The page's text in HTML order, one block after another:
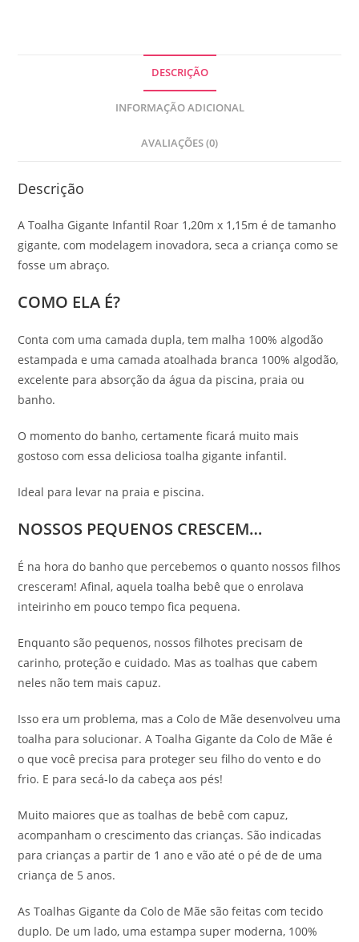
DESCRIÇÃO
INFORMAÇÃO ADICIONAL
AVALIAÇÕES (0)
Descrição
A Toalha Gigante Infantil Roar 1,20m x 1,15m é de tamanho
gigante, com modelagem inovadora, seca a criança como se
fosse um abraço.
COMO ELA É?
Conta com uma camada dupla, tem malha 100% algodão
estampada e uma camada atoalhada branca 100% algodão,
excelente para absorção da água da piscina, praia ou
banho.
O momento do banho, certamente ficará muito mais
gostoso com essa deliciosa toalha gigante infantil.
Ideal para levar na praia e piscina.
NOSSOS PEQUENOS CRESCEM…
É na hora do banho que percebemos o quanto nossos filhos
cresceram! Afinal, aquela toalha bebê que o enrolava
inteirinho em pouco tempo fica pequena.
Enquanto são pequenos, nossos filhotes precisam de
carinho, proteção e cuidado. Mas as toalhas que cabem
neles não tem mais capuz.
Isso era um problema, mas a Colo de Mãe desenvolveu uma
toalha para solucionar. A Toalha Gigante da Colo de Mãe é
o que você precisa para proteger seu filho do vento e do
frio. E para secá-lo da cabeça aos pés!
Muito maiores que as toalhas de bebê com capuz,
acompanham o crescimento das crianças. São indicadas
para crianças a partir de 1 ano e vão até o pé de de uma
criança de 5 anos.
As Toalhas Gigante da Colo de Mãe são feitas com tecido
duplo. De um lado, uma estampa super moderna, 100%